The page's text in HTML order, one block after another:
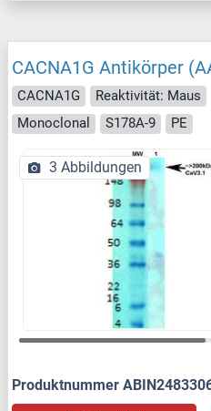
CACNA1G Antikörper
CACNA1G Reaktivität: Maus
Monoclonal
S178A-9 PE
3 Abbildungen
Produktnummer